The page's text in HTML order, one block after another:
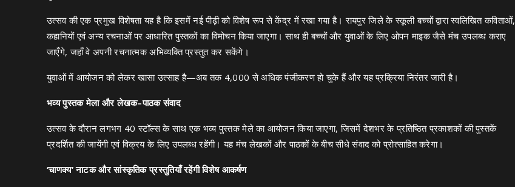
उत्सव की एक प्रमुख विशेषता यह है कि इसमें नई पीढ़ी को विशेष रूप से केंद्र में रखा गया है। रायपुर जिले के स्कूली बच्चों द्वारा स्वलिखित कविताओं,
कहानियों एवं अन्य रचनाओं पर आधारित पुस्तकों का विमोचन किया जाएगा। साथ ही बच्चों और युवाओं के लिए ओपन माइक जैसे मंच उपलब्ध कराए
जाएँगे, जहाँ वे अपनी रचनात्मक अभिव्यक्ति प्रस्तुत कर सकेंगे।
युवाओं में आयोजन को लेकर खासा उत्साह है—अब तक 4,000 से अधिक पंजीकरण हो चुके हैं और यह प्रक्रिया निरंतर जारी है।
भव्य पुस्तक मेला और लेखक–पाठक संवाद
उत्सव के दौरान लगभग 40 स्टॉल्स के साथ एक भव्य पुस्तक मेले का आयोजन किया जाएगा, जिसमें देशभर के प्रतिष्ठित प्रकाशकों की पुस्तकें
प्रदर्शित की जायेंगी एवं विक्रय के लिए उपलब्ध रहेंगी। यह मंच लेखकों और पाठकों के बीच सीधे संवाद को प्रोत्साहित करेगा।
‘चाणक्य’ नाटक और सांस्कृतिक प्रस्तुतियाँ रहेंगी विशेष आकर्षण